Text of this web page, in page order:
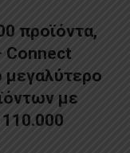
προϊόντα,
Connect
μεγαλύτερο
με